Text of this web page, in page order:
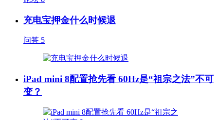
充电宝押金什么时候退
问答 5
iPad mini 8配置抢先看 60Hz是“祖宗之法”不可
变？